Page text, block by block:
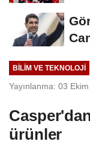
BILIM VE TEKNOLOJI
Yayınlanma: 03
ürünler